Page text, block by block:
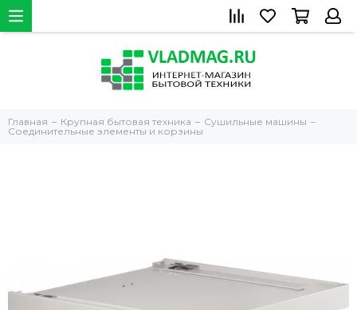
Главная Крупная бытовая техника
Сушильные машины
Соединительные элементы и корзины